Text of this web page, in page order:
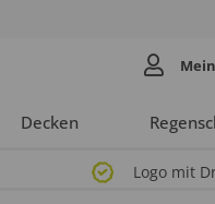
Decken
Logo mit